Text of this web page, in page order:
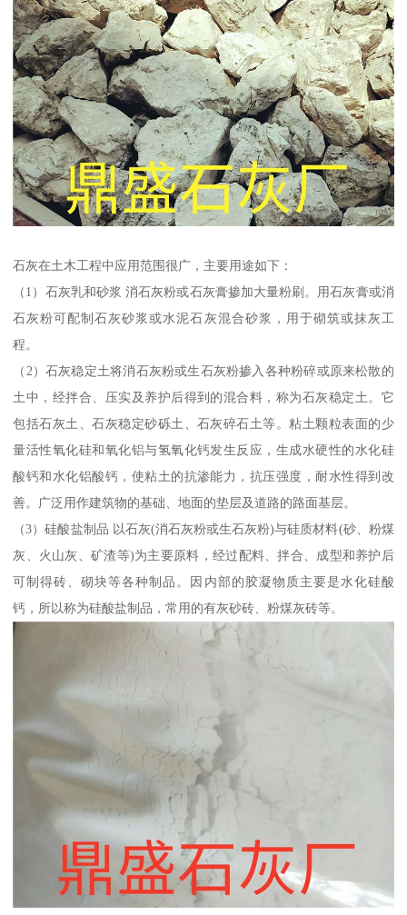
石灰在土木工程中应用范围很广，主要用途如下：
（1）石灰乳和砂浆 消石灰粉或石灰膏掺加大量粉刷。用石灰膏或消
石灰粉可配制石灰砂浆或水泥石灰混合砂浆，用于砌筑或抹灰工
程。
（2）石灰稳定土将消石灰粉或生石灰粉掺入各种粉碎或原来松散的
土中，经拌合、压实及养护后得到的混合料，称为石灰稳定土。它
包括石灰土、石灰稳定砂砾土、石灰碎石土等。粘土颗粒表面的少
量活性氧化硅和氧化铝与氢氧化钙发生反应，生成水硬性的水化硅
酸钙和水化铝酸钙，使粘土的抗渗能力，抗压强度，耐水性得到改
善。广泛用作建筑物的基础、地面的垫层及道路的路面基层。
（3）硅酸盐制品 以石灰(消石灰粉或生石灰粉)与硅质材料(砂、粉煤
灰、火山灰、矿渣等)为主要原料，经过配料、拌合、成型和养护后
可制得砖、砌块等各种制品。因内部的胶凝物质主要是水化硅酸
钙，所以称为硅酸盐制品，常用的有灰砂砖、粉煤灰砖等。